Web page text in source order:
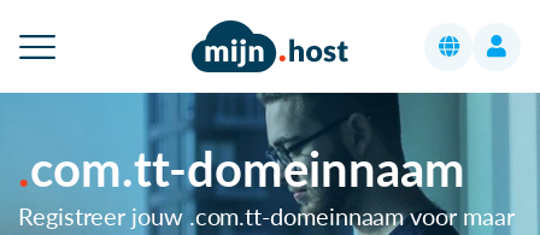
com.tt-domeinnaam
Registreer jouw .com.tt-domeinnaam voor maar